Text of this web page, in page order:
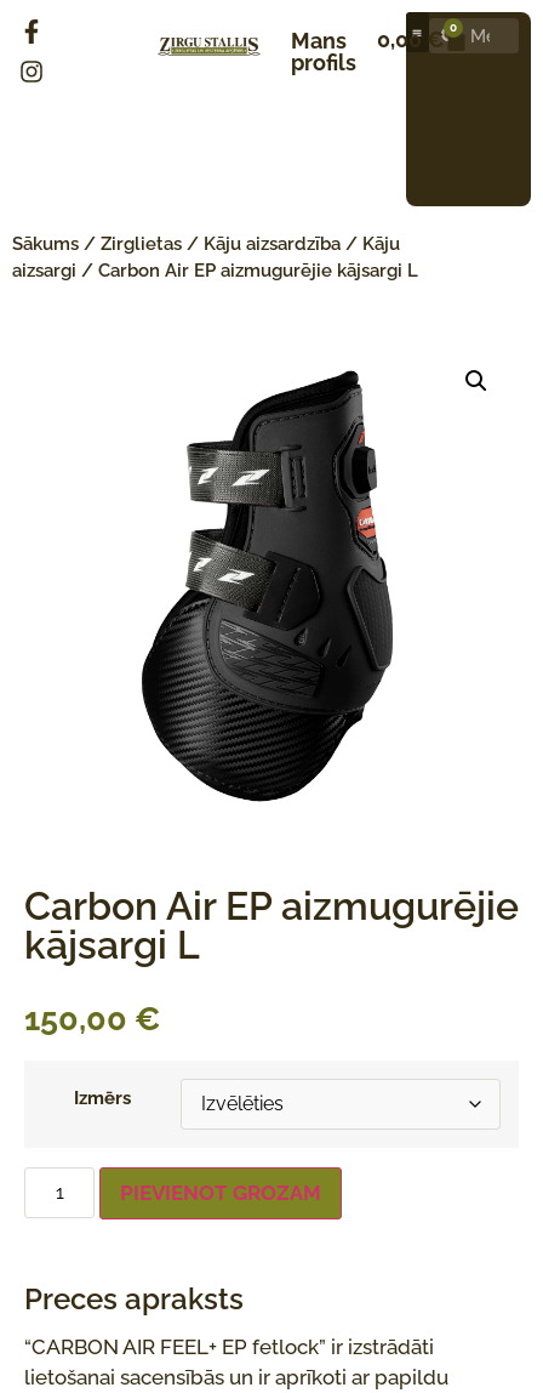
Mans
profils
0,00 € 0
Sākums / Zirglietas / Kāju aizsardzība / Kāju
aizsargi / Carbon Air EP aizmugurējie kājsargi L
Carbon Air EP aizmugurējie
kājsargi L
150,00 €
Izmērs
PIEVIENOT GROZAM
Preces apraksts
“CARBON AIR FEEL+ EP fetlock” ir izstrādāti
lietošanai sacensībās un ir aprīkoti ar papildu